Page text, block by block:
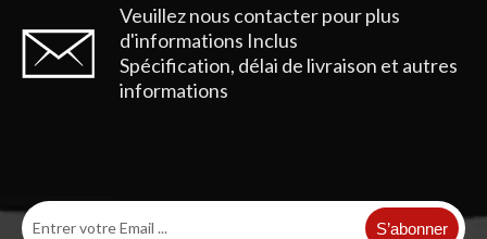
Veuillez nous contacter pour plus
d'informations Inclus
Spécification, délai de livraison et autres
informations
S’abonner